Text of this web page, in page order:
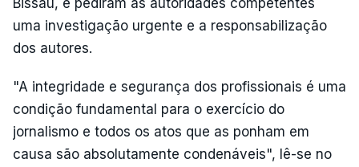
uma investigação urgente e a responsabilização
dos autores.
"A integridade e segurança dos profissionais é uma
condição fundamental para o exercício do
jornalismo e todos os atos que as ponham em
causa são absolutamente condenáveis", lê-se no